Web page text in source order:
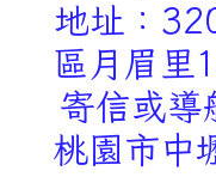
地址：
區月眉里
寄信或導
桃園市中